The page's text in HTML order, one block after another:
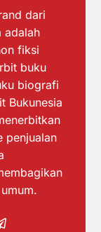
dari
adalah
fiksi
buku
biografi
Bukunesia
penjualan